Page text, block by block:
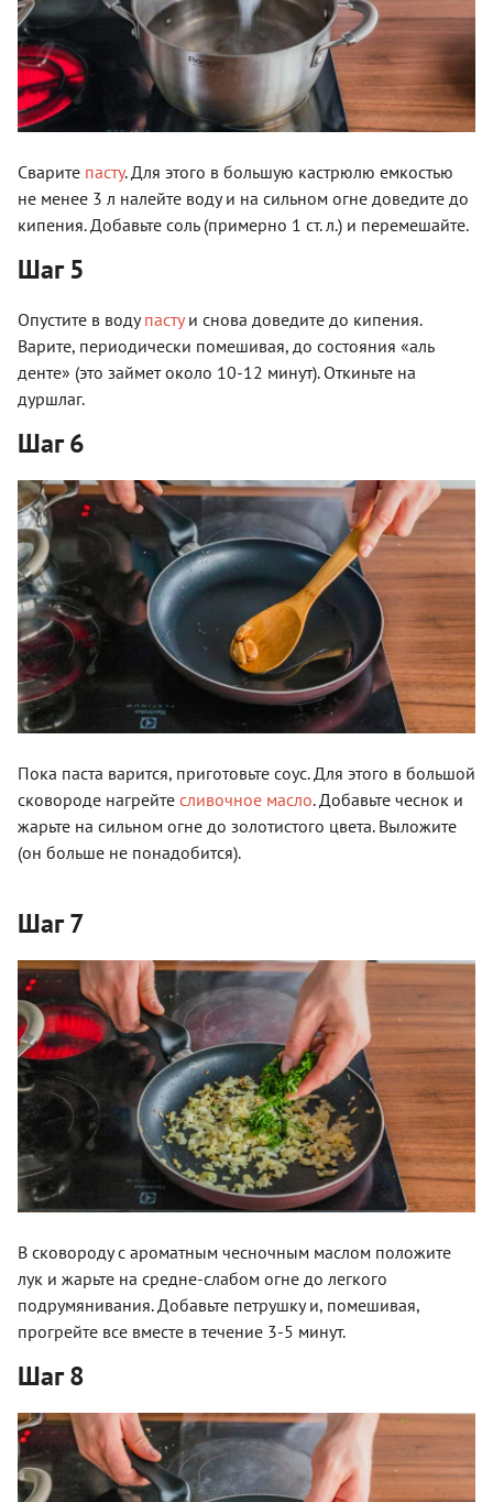
Сварите пасту. Для этого в большую кастрюлю емкостью
не менее 3 л налейте воду и на сильном огне доведите до
кипения. Добавьте соль (примерно 1 ст. л.) и перемешайте.
Шаг 5
Опустите в водупастуи снова доведите до кипения.
Варите, периодически помешивая, до состояния «аль
денте» (это займет около 10-12 минут). Откиньте на
дуршлаг.
Шаг 6
Пока паста варится, приготовьте соус. Для этого в большой
сковороде нагрейте сливочное масло. Добавьте чеснок и
жарьте на сильном огне до золотистого цвета. Выложите
(он больше не понадобится).
Шаг 7
В сковороду с ароматным чесночным маслом положите
лук и жарьте на средне-слабом огне до легкого
подрумянивания. Добавьте петрушку и, помешивая,
прогрейте все вместе в течение 3-5 минут.
Шаг 8